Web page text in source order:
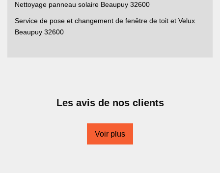
Nettoyage panneau solaire Beaupuy 32600
Service de pose et changement de fenêtre de toit et Velux
Beaupuy 32600
Les avis de nos clients
Voir plus